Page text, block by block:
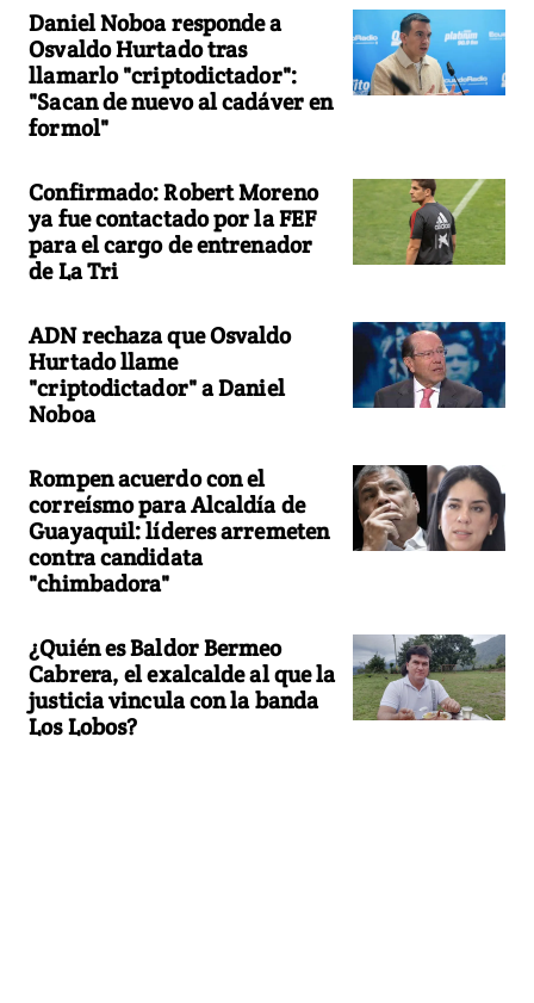
Daniel Noboa responde a
Osvaldo Hurtado tras
llamarlo "criptodictador":
"Sacan de nuevo al cadáver en
formol"
Confirmado: Robert Moreno
ya fue contactado por la FEF
para el cargo de entrenador
de La Tri
ADN rechaza que Osvaldo
Hurtado llame
"criptodictador" a Daniel
Noboa
Rompen acuerdo con el
correísmo para Alcaldía de
Guayaquil: líderes arremeten
contra candidata
"chimbadora"
¿Quién es Baldor Bermeo
Cabrera, el exalcalde al que la
justicia vincula con la banda
Los Lobos?